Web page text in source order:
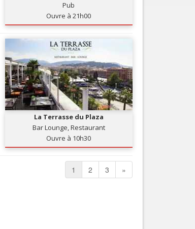
Pub
Ouvre à 21h00
La Terrasse du Plaza
Bar Lounge, Restaurant
Ouvre à 10h30
1 2 3 »